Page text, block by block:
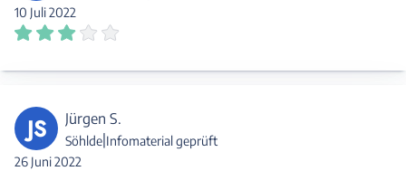
10 Juli 2022
JS Jürgen S.
Söhlde Infomaterial geprüft
26 Juni 2022